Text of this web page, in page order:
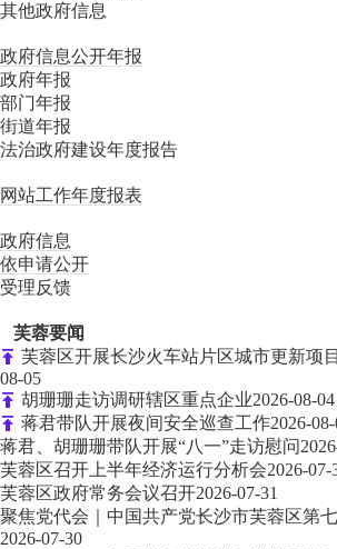
其他政府信息
政府信息公开年报
政府年报
部门年报
街道年报
法治政府建设年度报告
网站工作年度报表
政府信息
依申请公开
受理反馈
芙蓉要闻
芙蓉区开展长沙火车站片区城市更新项
08-05
胡珊珊走访调研辖区重点企业2026-08-04
蒋君带队开展夜间安全巡查工作2026-
蒋君、胡珊珊带队开展“八一”走访慰问
芙蓉区召开上半年经济运行分析会2026-07-
芙蓉区政府常务会议召开2026-07-31
聚焦党代会｜中国共产党长沙市芙蓉区第
2026-07-30